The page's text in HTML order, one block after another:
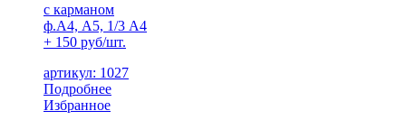
с карманом
ф.А4, А5, 1/3 А4
+ 150 руб/шт.
артикул: 1027
Подробнее
Избранное